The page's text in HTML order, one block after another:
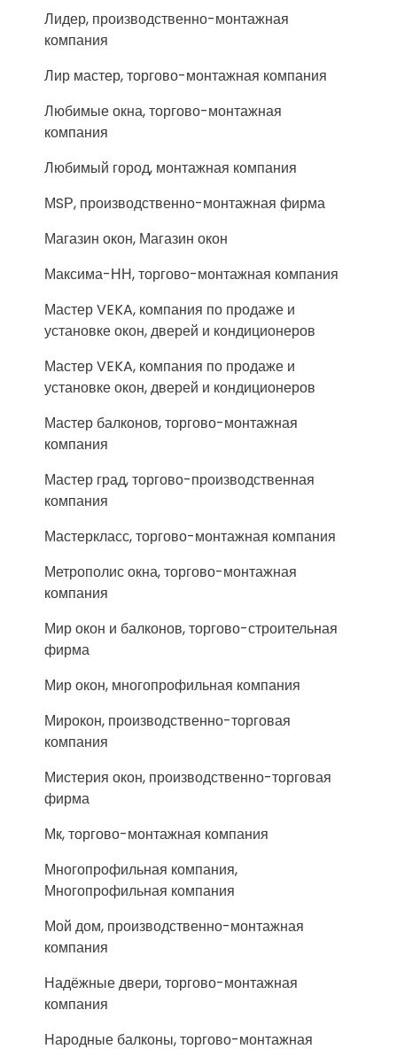
Лидер, производственно-монтажная
компания
Лир мастер, торгово-монтажная компания
Любимые окна, торгово-монтажная
компания
Любимый город, монтажная компания
МSР, производственно-монтажная фирма
Магазин окон, Магазин окон
Максима-НН, торгово-монтажная компания
Мастер VEKA, компания по продаже и
установке окон, дверей и кондиционеров
Мастер VEKA, компания по продаже и
установке окон, дверей и кондиционеров
Мастер балконов, торгово-монтажная
компания
Мастер град, торгово-производственная
компания
Мастеркласс, торгово-монтажная компания
Метрополис окна, торгово-монтажная
компания
Мир окон и балконов, торгово-строительная
фирма
Мир окон, многопрофильная компания
Мирокон, производственно-торговая
компания
Мистерия окон, производственно-торговая
фирма
Мк, торгово-монтажная компания
Многопрофильная компания,
Многопрофильная компания
Мой дом, производственно-монтажная
компания
Надёжные двери, торгово-монтажная
компания
Народные балконы, торгово-монтажная